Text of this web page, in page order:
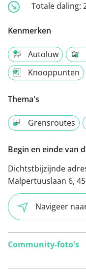
Totale daling:
Kenmerken
Autoluw
Knooppunten
Thema's
Grensroutes
Begin en einde van
Dichtstbijzijnde
Malpertuuslaan 6,
Navigeer
Community-foto's